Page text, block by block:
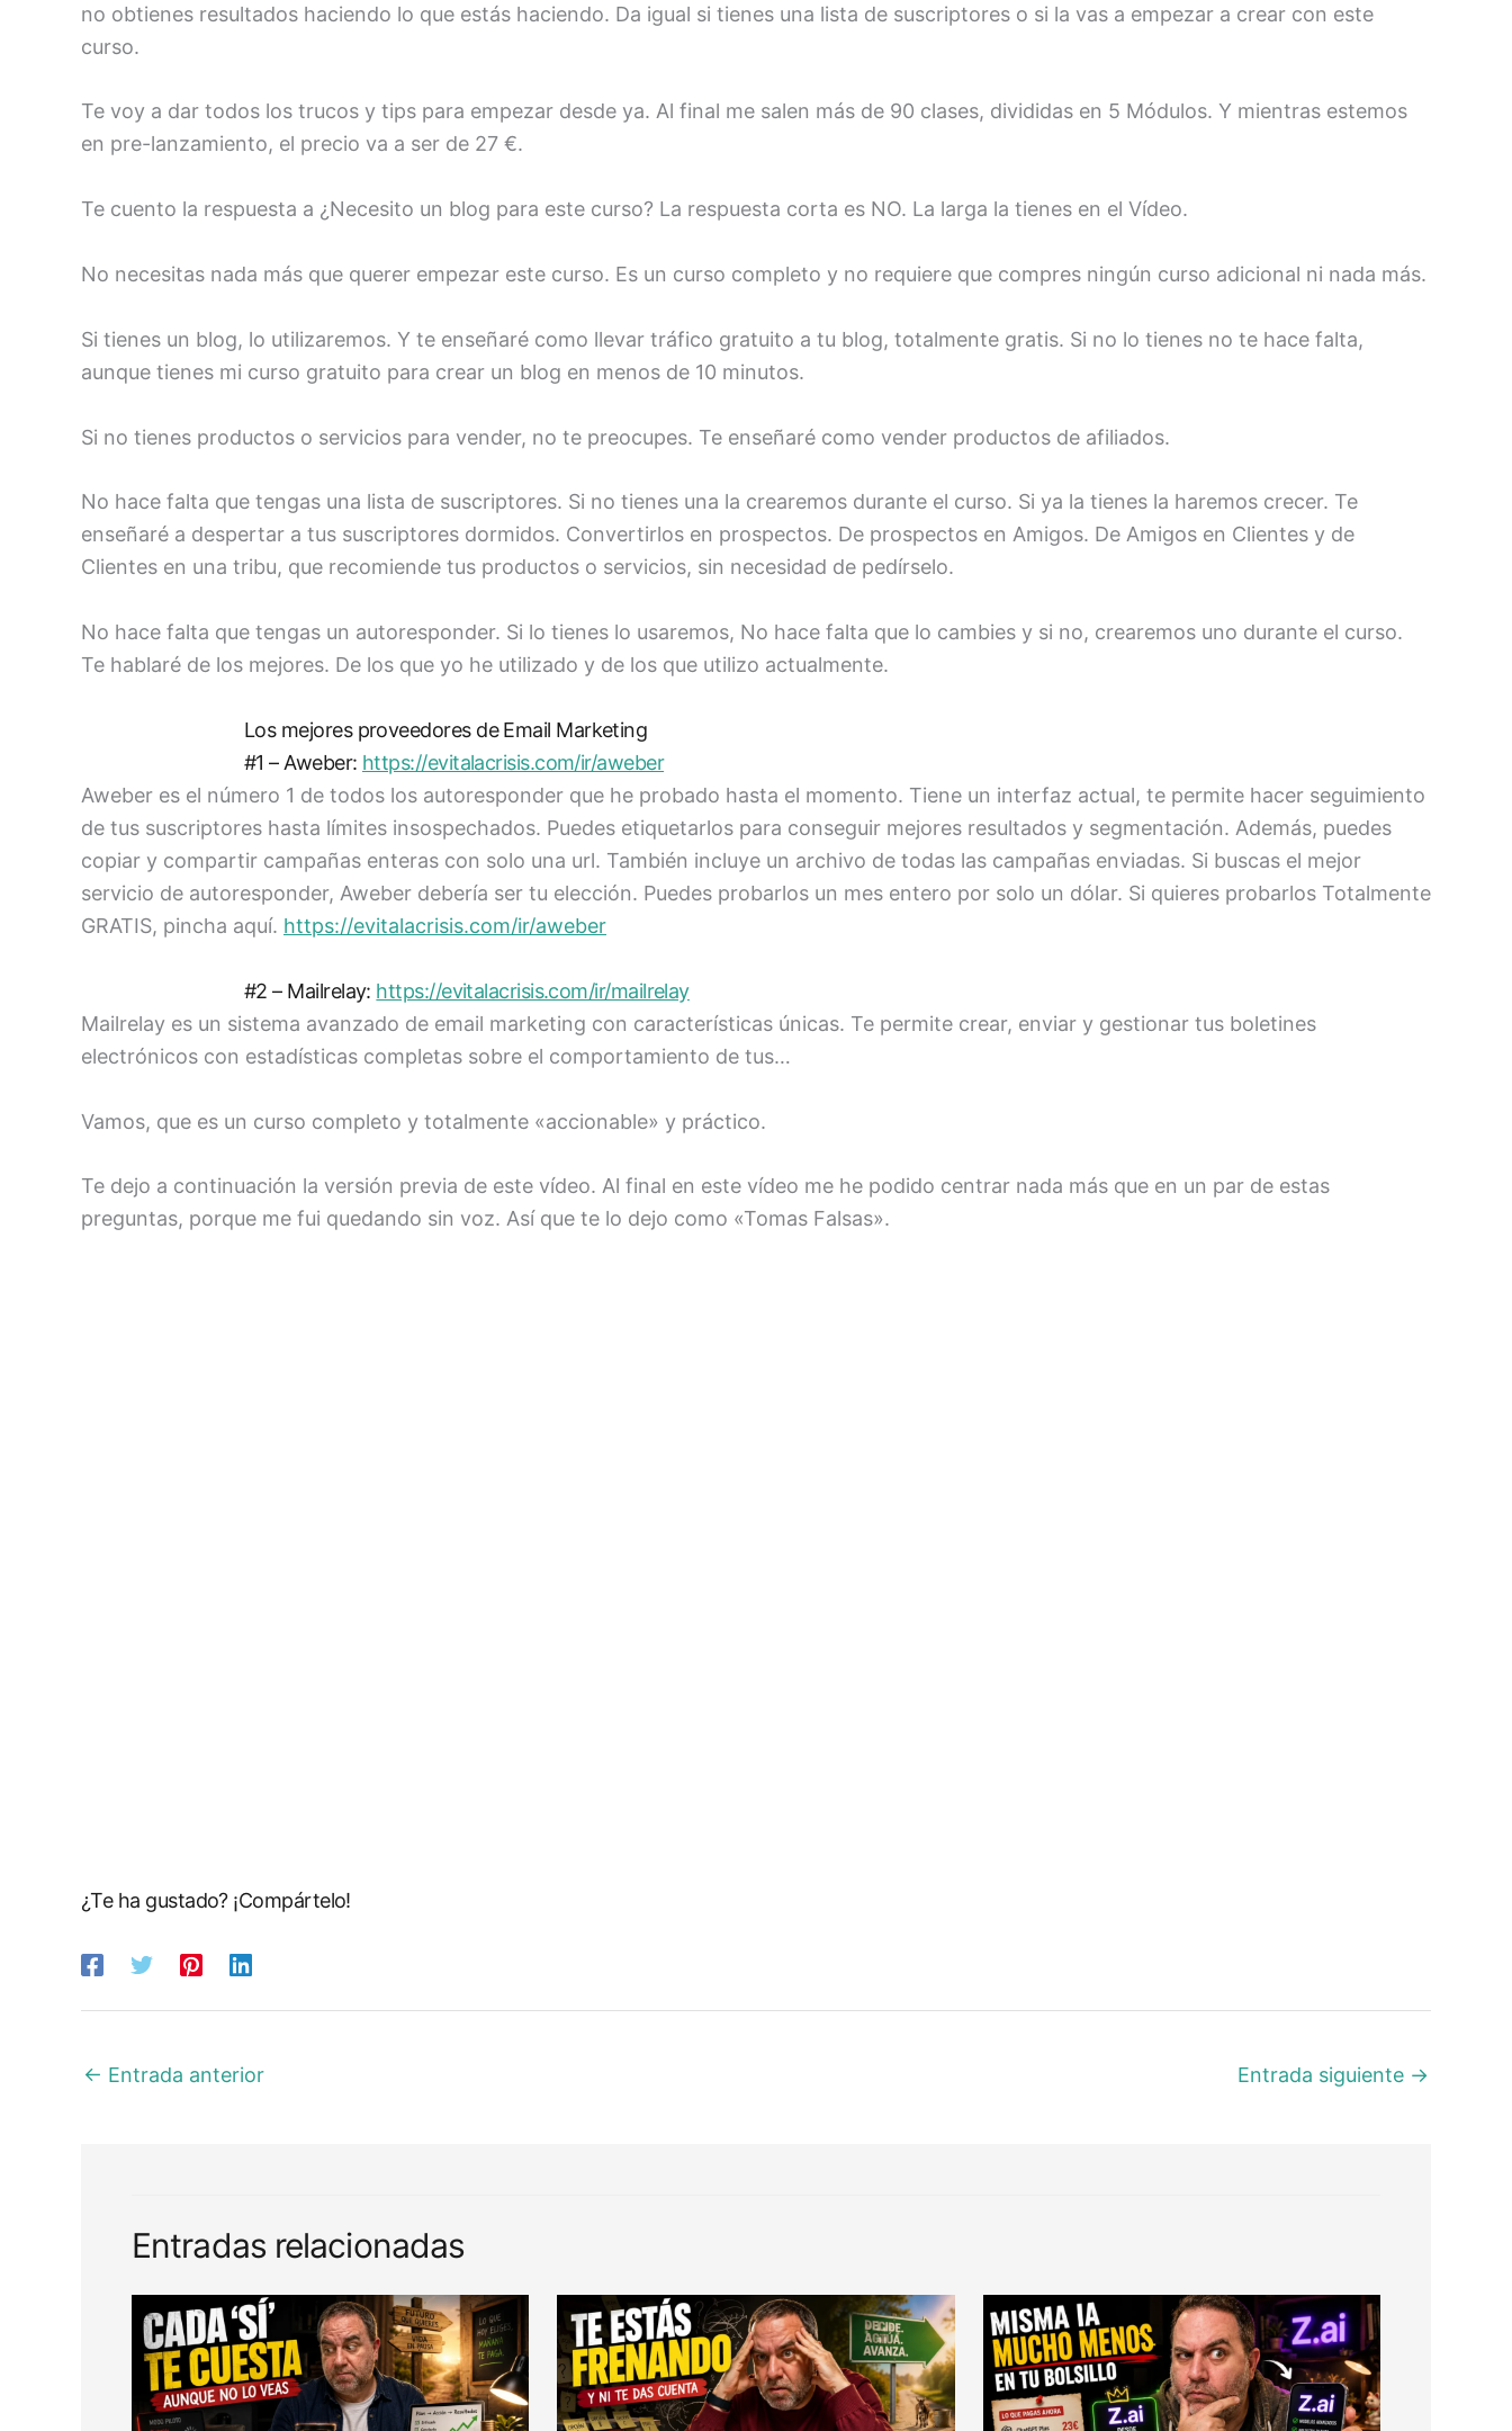
no obtienes resultados haciendo lo que estás haciendo. Da igual si tienes una lista de suscriptores o si la vas a empezar a crear con este
curso.
Te voy a dar todos los trucos y tips para empezar desde ya. Al final me salen más de 90 clases, divididas en 5 Módulos. Y mientras estemos
en pre-lanzamiento, el precio va a ser de 27 €.
Te cuento la respuesta a ¿Necesito un blog para este curso? La respuesta corta es NO. La larga la tienes en el Vídeo.
No necesitas nada más que querer empezar este curso. Es un curso completo y no requiere que compres ningún curso adicional ni nada más.
Si tienes un blog, lo utilizaremos. Y te enseñaré como llevar tráfico gratuito a tu blog, totalmente gratis. Si no lo tienes no te hace falta,
aunque tienes mi curso gratuito para crear un blog en menos de 10 minutos.
Si no tienes productos o servicios para vender, no te preocupes. Te enseñaré como vender productos de afiliados.
No hace falta que tengas una lista de suscriptores. Si no tienes una la crearemos durante el curso. Si ya la tienes la haremos crecer. Te
enseñaré a despertar a tus suscriptores dormidos. Convertirlos en prospectos. De prospectos en Amigos. De Amigos en Clientes y de
Clientes en una tribu, que recomiende tus productos o servicios, sin necesidad de pedírselo.
No hace falta que tengas un autoresponder. Si lo tienes lo usaremos, No hace falta que lo cambies y si no, crearemos uno durante el curso.
Te hablaré de los mejores. De los que yo he utilizado y de los que utilizo actualmente.
Los mejores proveedores de Email Marketing
#1 – Aweber: https://evitalacrisis.com/ir/aweber
Aweber es el número 1 de todos los autoresponder que he probado hasta el momento. Tiene un interfaz actual, te permite hacer seguimiento
de tus suscriptores hasta límites insospechados. Puedes etiquetarlos para conseguir mejores resultados y segmentación. Además, puedes
copiar y compartir campañas enteras con solo una url. También incluye un archivo de todas las campañas enviadas. Si buscas el mejor
servicio de autoresponder, Aweber debería ser tu elección. Puedes probarlos un mes entero por solo un dólar. Si quieres probarlos Totalmente
GRATIS, pincha aquí. https://evitalacrisis.com/ir/aweber
#2 – Mailrelay: https://evitalacrisis.com/ir/mailrelay
Mailrelay es un sistema avanzado de email marketing con características únicas. Te permite crear, enviar y gestionar tus boletines
electrónicos con estadísticas completas sobre el comportamiento de tus…
Vamos, que es un curso completo y totalmente «accionable» y práctico.
Te dejo a continuación la versión previa de este vídeo. Al final en este vídeo me he podido centrar nada más que en un par de estas
preguntas, porque me fui quedando sin voz. Así que te lo dejo como «Tomas Falsas».
¿Te ha gustado? ¡Compártelo!
← Entrada anterior Entrada siguiente →
Entradas relacionadas